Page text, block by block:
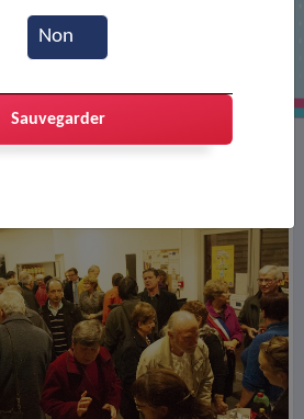
vestiaires solidaires
Non
Sauvegarder